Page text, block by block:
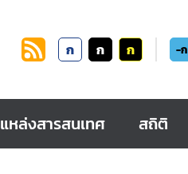
ก ก ก -ก
แหล่งสารสนเทศ สถิติ